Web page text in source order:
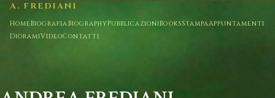
A. FREDIANI
HomeBiografiaBiographyPubblicazioniBooksStampaAppuntamenti
DioramiVideoContatti